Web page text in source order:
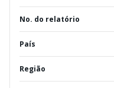
No. do relatório
País
Região